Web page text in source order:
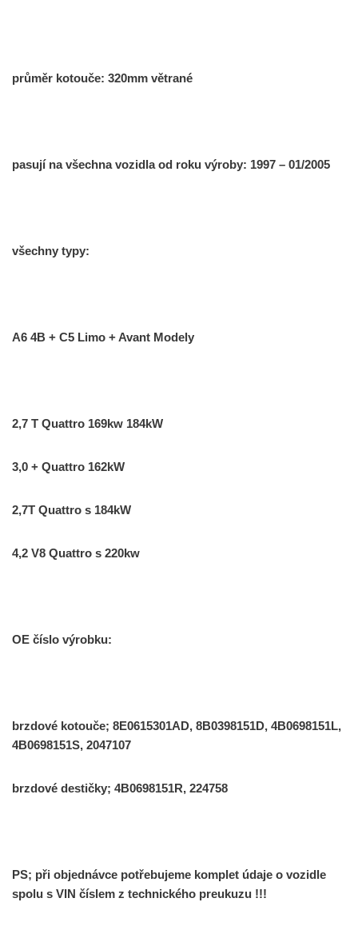
průměr kotouče: 320mm větrané
pasují na všechna vozidla od roku výroby: 1997 – 01/2005
všechny typy:
A6 4B + C5 Limo + Avant Modely
2,7 T Quattro 169kw 184kW
3,0 + Quattro 162kW
2,7T Quattro s 184kW
4,2 V8 Quattro s 220kw
OE číslo výrobku:
brzdové kotouče; 8E0615301AD, 8B0398151D, 4B0698151L,
4B0698151S, 2047107
brzdové destičky; 4B0698151R, 224758
PS; při objednávce potřebujeme komplet údaje o vozidle
spolu s VIN číslem z technického preukuzu !!!